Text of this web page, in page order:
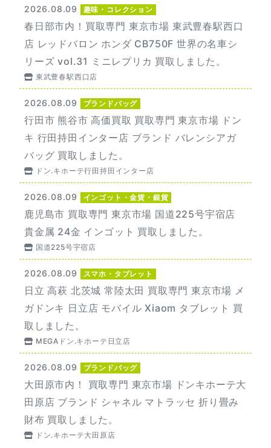
2026.08.09 趣味・コレクション
春日部市内！買取専門 東京市場 東武豊春駅西口
店 レッドバロン ホンダ CB750F 世界の名車シ
リーズ vol.31 ミニレプリカ 買取しました。
東武豊春駅西口店
2026.08.09 ブランドバッグ
行田市 熊谷市 高価買取 買取専門 東京市場 ドン
キ 行田持田インター店 ブランド バレンシアガ
バッグ 買取しました。
ドン.キホーテ行田持田インター店
2026.08.09 インゴット・金貨・銀貨
鹿児島市 買取専門 東京市場 国道225号宇宿店
貴金属 24金 インゴット 買取しました。
国道225号宇宿店
2026.08.09 スマホ・タブレット
日立 高萩 北茨城 常陸太田 買取専門 東京市場 メ
ガドンキ 日立店 モバイル Xiaom タブレット 買
取しました。
MEGAドン.キホーテ日立店
2026.08.09 ブランドバッグ
大田原市内！ 買取専門 東京市場 ドンキホーテ大
田原店 ブランド シャネル マトラッセ 折り畳み
財布 買取しました。
ドン.キホーテ大田原店